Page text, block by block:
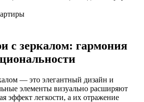
с зеркалом: гармония
— это элегантный дизайн и
элементы визуально расширяют
эффект легкости, а их отражение